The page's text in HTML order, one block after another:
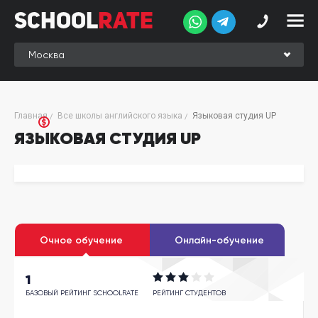
School
Rate
Рейтинг
Online-
рейтинг
Новые
группы
английского
SchoolRate
Главная Все школы английского языка Языковая студия UP
ЯЗЫКОВАЯ СТУДИЯ UP
1
БАЗОВЫЙ РЕЙТИНГ SCHOOLRATE РЕЙТИНГ СТУДЕНТОВ
Очное обучение Онлайн-обучение